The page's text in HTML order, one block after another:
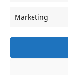
Marketing
À Propos De